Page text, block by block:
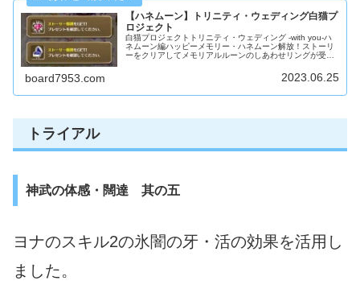
【ハネムーン】トリニティ・ウェディング白猫プ
ロジェクト
白猫プロジェクトトリニティ・ウェディング -with you-ハ
ネムーン編ハッピーメモリー・ハネムーン解放！ストーリ
ーをクリアしてメモリアルルーンのしあわせリングが受け
board7953.com 2023.06.25
トライアル
神武の体感・闊達 其の五
ヨナのスキル2の氷闇の牙・活の効果を活用し
ました。